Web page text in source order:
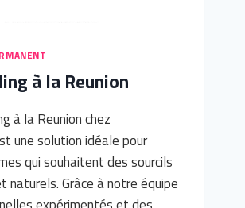
à la Reunion
à la Reunion chez
une solution idéale pour
qui souhaitent des sourcils
naturels. Grâce à notre équipe